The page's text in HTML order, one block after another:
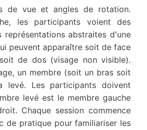
de vue et angles de rotation.
les participants voient des
représentations abstraites d'une
peuvent apparaître soit de face
de dos (visage non visible).
un membre (soit un bras soit
levé. Les participants doivent
levé est le membre gauche
Chaque session commence
de pratique pour familiariser les